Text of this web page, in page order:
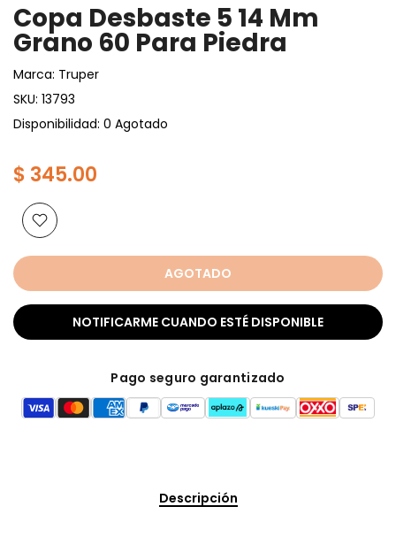
Copa Desbaste 5 14 Mm
Grano 60 Para Piedra
Marca: Truper
SKU: 13793
Disponibilidad: 0 Agotado
$ 345.00
AGOTADO
NOTIFICARME CUANDO ESTÉ DISPONIBLE
Pago seguro garantizado
Descripción